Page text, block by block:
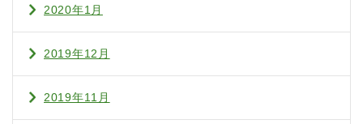
2020年1月
2019年12月
2019年11月